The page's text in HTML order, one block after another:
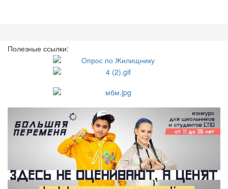
Полезные ссылки: